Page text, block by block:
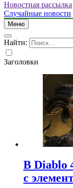
Новостная рассылка
Случайные новости
Меню
Найти:
Заголовки
В Diablo
с